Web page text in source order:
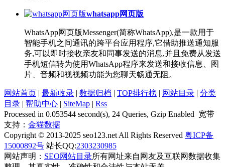
whatsapp网页版
WhatsApp网页版Messenger(简称WhatsApp),是一款用于
智能手机之间通讯的跨平台应用程序,它借助推送通知服
务,可以即时接收亲友和同事发送的消息,并且免费从发送
手机短信转为使用WhatsApp程序来发送和接收信息、图
片、音频和视视频功能为您聊天畅通无阻。
网站首页 | 最新收录 | 数据归档 | TOP排行榜 | 网站目录 | 分类
目录 | 帮助中心 | SiteMap | Rss
Processed in 0.053544 second(s), 24 Queries, Gzip Enabled 宽带
支持： 金猫数据
Copyright © 2013-2025 seo123.net All Rights Reserved 粤ICP备
15000892号 站长QQ:2303230985
网站声明： SEO网站目录所有网址来自网友及互联网数据收集